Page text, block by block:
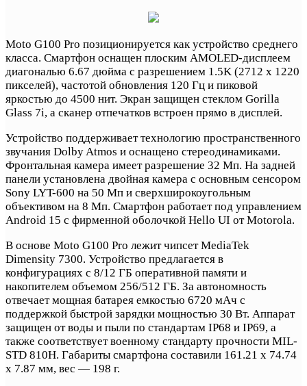
Moto G100 Pro позиционируется как устройство среднего
класса. Смартфон оснащен плоским AMOLED-дисплеем
диагональю 6.67 дюйма с разрешением 1.5K (2712 x 1220
пикселей), частотой обновления 120 Гц и пиковой
яркостью до 4500 нит. Экран защищен стеклом Gorilla
Glass 7i, а сканер отпечатков встроен прямо в дисплей.
Устройство поддерживает технологию пространственного
звучания Dolby Atmos и оснащено стереодинамиками.
Фронтальная камера имеет разрешение 32 Мп. На задней
панели установлена двойная камера с основным сенсором
Sony LYT-600 на 50 Мп и сверхширокоугольным
объективом на 8 Мп. Смартфон работает под управлением
Android 15 с фирменной оболочкой Hello UI от Motorola.
В основе Moto G100 Pro лежит чипсет MediaTek
Dimensity 7300. Устройство предлагается в
конфигурациях с 8/12 ГБ оперативной памяти и
накопителем объемом 256/512 ГБ. За автономность
отвечает мощная батарея емкостью 6720 мАч с
поддержкой быстрой зарядки мощностью 30 Вт. Аппарат
защищен от воды и пыли по стандартам IP68 и IP69, а
также соответствует военному стандарту прочности MIL-
STD 810H. Габариты смартфона составили 161.21 х 74.74
х 7.87 мм, вес — 198 г.